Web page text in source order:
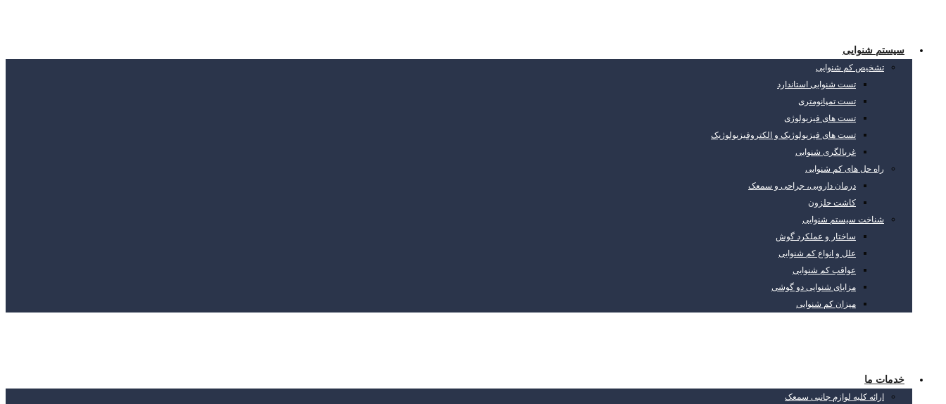
سیستم شنوایی
تشخیص کم شنوایی
تست شنوایی استاندارد
تست تمپانومتری
تست های فیزیولوژی
تست های فیزیولوژیک و الکتروفیزیولوژیک
غربالگری شنوایی
راه حل های کم شنوایی
درمان دارویی، جراحی و سمعک
کاشت حلزون
شناخت سیستم شنوایی
ساختار و عملکرد گوش
علل و انواع کم شنوایی
عواقب کم شنوایی
مزایای شنوایی دو گوشی
میزان کم شنوایی
خدمات ما
ارائه کلیه لوازم جانبی سمعک